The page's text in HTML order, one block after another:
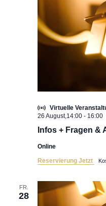
Infos + Fragen &
26 August,14:00- 16:00
Online
Virtuelle
Reservierung Jetzt
FR.
28